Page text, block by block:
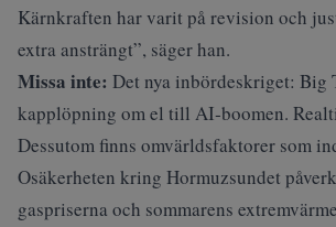
Kärnkraften har varit på revision och
extra ansträngt”, säger han.
Missa inte: Det nya inbördeskriget: Big
kapplöpning om el till AI‑boomen.
Dessutom finns omvärldsfaktorer som
Osäkerheten kring Hormuzsundet
gaspriserna och sommarens